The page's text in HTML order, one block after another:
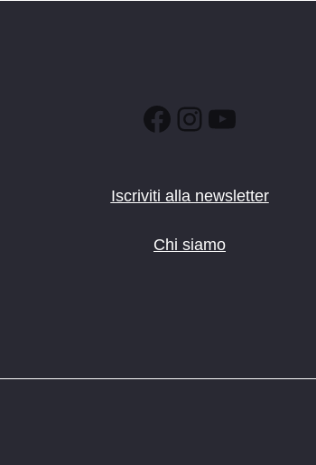
Facebook
Instagram
YouTube
Iscriviti alla newsletter
Chi siamo